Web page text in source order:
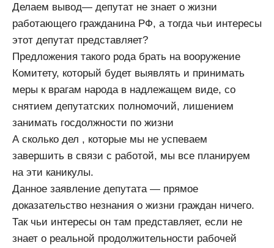
Делаем вывод— депутат не знает о жизни
работающего гражданина РФ, а тогда чьи интересы
этот депутат представляет?
Предложения такого рода брать на вооружение
Комитету, который будет выявлять и принимать
меры к врагам народа в надлежащем виде, со
снятием депутатских полномочий, лишением
занимать госдолжности по жизни
А сколько дел , которые мы не успеваем
завершить в связи с работой, мы все планируем
на эти каникулы.
Данное заявление депутата — прямое
доказательство незнания о жизни граждан ничего.
Так чьи интересы он там представляет, если не
знает о реальной продолжительности рабочей